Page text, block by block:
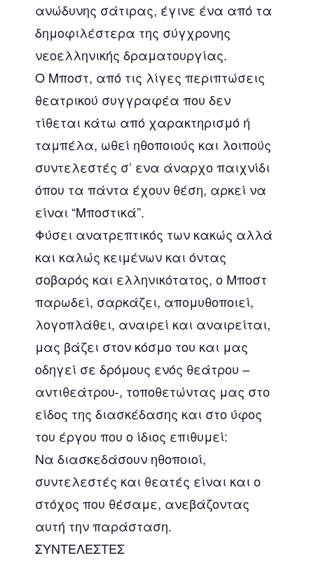
ανώδυνης σάτιρας, έγινε ένα από τα
δημοφιλέστερα της σύγχρονης
νεοελληνικής δραματουργίας.
Ο Μποστ, από τις λίγες περιπτώσεις
θεατρικού συγγραφέα που δεν
τίθεται κάτω από χαρακτηρισμό ή
ταμπέλα, ωθεί ηθοποιούς και λοιπούς
συντελεστές σ’ ενα άναρχο παιχνίδι
όπου τα πάντα έχουν θέση, αρκεί να
είναι “Μποστικά”.
Φύσει ανατρεπτικός των κακώς αλλά
και καλώς κειμένων και όντας
σοβαρός και ελληνικότατος, ο Μποστ
παρωδεί, σαρκάζει, απομυθοποιεί,
λογοπλάθει, αναιρεί και αναιρείται,
μας βάζει στον κόσμο του και μας
οδηγεί σε δρόμους ενός θεάτρου –
αντιθεάτρου-, τοποθετώντας μας στο
είδος της διασκέδασης και στο ύφος
του έργου που ο ίδιος επιθυμεί:
Να διασκεδάσουν ηθοποιοί,
συντελεστές και θεατές είναι και ο
στόχος που θέσαμε, ανεβάζοντας
αυτή την παράσταση.
ΣΥΝΤΕΛΕΣΤΕΣ